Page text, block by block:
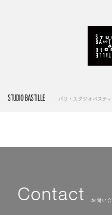
STUDIO BASTILLE パリ・スタジオバステ
Contact お問い